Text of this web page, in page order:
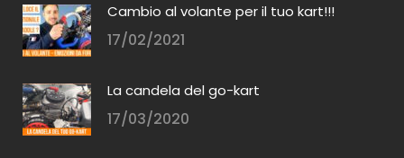
Cambio al volante per il tuo kart!!!
17/02/2021
La candela del go-kart
17/03/2020